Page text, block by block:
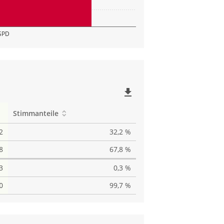
file_download
Stimmanteile
32,2 %
67,8 %
0,3 %
99,7 %